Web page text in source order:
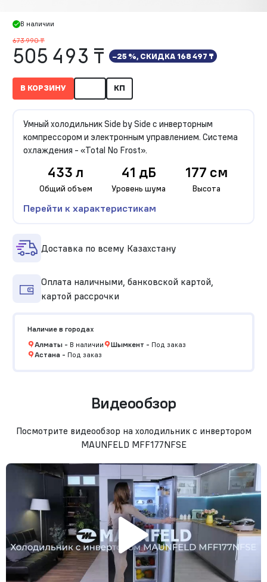
В наличии
505 493 ₸ −25 %, СКИДКА 168 497 ₸
673 990 ₸
В КОРЗИНУ КП
Умный холодильник Side by Side с инверторным
компрессором и электронным управлением. Система
охлаждения - «Total No Frost».
433 л
Общий объем
41 дБ
Уровень шума
177 см
Высота
Перейти к характеристикам
Доставка по всему Казахстану
Оплата наличными, банковской картой,
картой рассрочки
Наличие в городах
Алматы- В наличии Шымкент - Под заказ
Астана- Под заказ
Видеообзор
Посмотрите видеообзор на холодильник с инвертором
MAUNFELD MFF177NFSE